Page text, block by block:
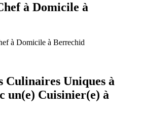
à Domicile à
à Domicile à Berrechid
Culinaires Uniques à
un(e) Cuisinier(e) à